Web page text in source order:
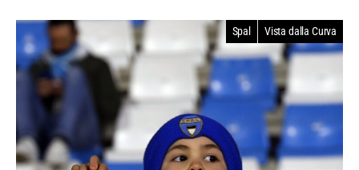
Spal Vista dalla Curva